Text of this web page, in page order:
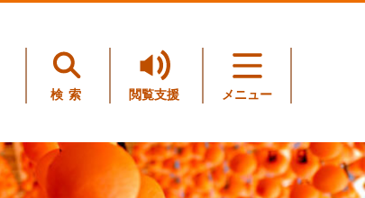
検索 閲覧支援 メニュー